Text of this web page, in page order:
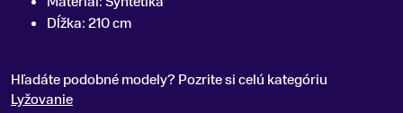
Dĺžka: 210 cm
Hľadáte podobné modely? Pozrite si celú kategóriu
Lyžovanie